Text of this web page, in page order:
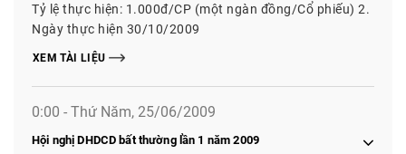
Tỷ lệ thực hiện: 1.000đ/CP (một ngàn đồng/Cổ phiếu) 2.
Ngày thực hiện 30/10/2009
XEM TÀI LIỆU
0:00 - Thứ Năm, 25/06/2009
Hội nghị DHDCD bất thường lần 1 năm 2009